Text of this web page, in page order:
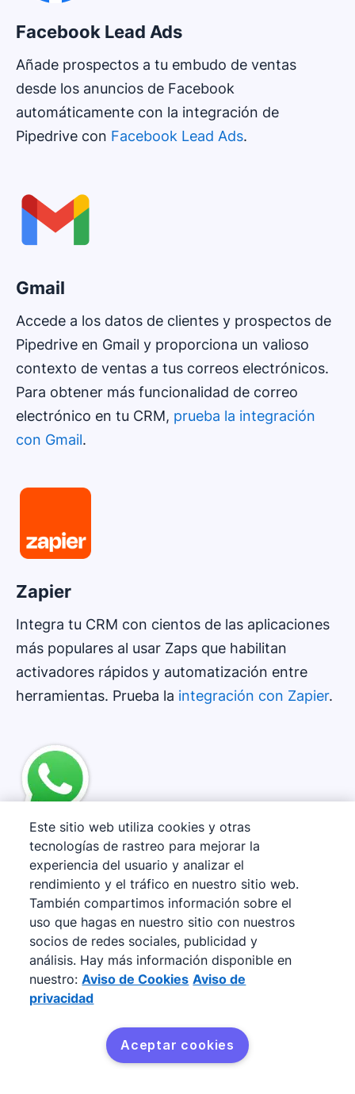
Facebook Lead Ads
Añade prospectos a tu embudo de ventas
desde los anuncios de Facebook
automáticamente con la integración de
Pipedrive con Facebook Lead Ads.
Gmail
Accede a los datos de clientes y prospectos de
Pipedrive en Gmail y proporciona un valioso
contexto de ventas a tus correos electrónicos.
Para obtener más funcionalidad de correo
electrónico en tu CRM, prueba la integración
con Gmail.
Zapier
Integra tu CRM con cientos de las aplicaciones
más populares al usar Zaps que habilitan
activadores rápidos y automatización entre
herramientas. Prueba la integración con Zapier.
WhatsApp
Administra conversaciones con clientes
potenciales y prospectos en una sola
plataforma. Asigna chats a representantes de
ventas y utiliza plantillas para enviar
seguimientos de manera proactiva con la
integración con WhatsApp
Este sitio web utiliza cookies y otras
tecnologías de rastreo para mejorar la
experiencia del usuario y analizar el
rendimiento y el tráfico en nuestro sitio web.
También compartimos información sobre el
uso que hagas en nuestro sitio con nuestros
socios de redes sociales, publicidad y
análisis. Hay más información disponible en
nuestro: Aviso de Cookies Aviso de
privacidad
Aceptar cookies